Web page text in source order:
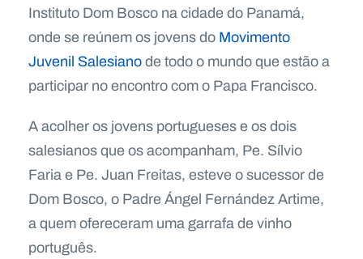
Instituto Dom Bosco na cidade do Panamá,
onde se reúnem os jovens doMovimento
Juvenil Salesianode todo o mundo que estão a
participar no encontro com o Papa Francisco.
A acolher os jovens portugueses e os dois
salesianos que os acompanham, Pe. Sílvio
Faria e Pe. Juan Freitas, esteve o sucessor de
Dom Bosco, o Padre Ángel Fernández Artime,
a quem ofereceram uma garrafa de vinho
português.